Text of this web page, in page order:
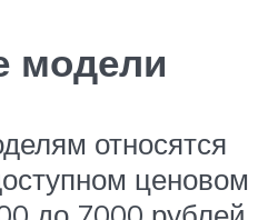
модели
относятся
ценовом